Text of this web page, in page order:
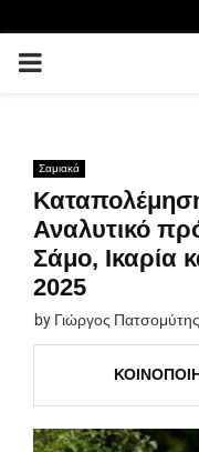
PRIMARY
Σαμιακά
Αναλυτικό
Σάμο, Ικαρία
2025
by Γιώργος Πατσομύτης